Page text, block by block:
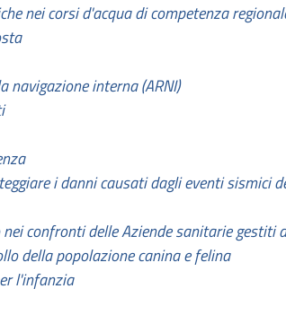
nei corsi d'acqua di competenza
interna (ARNI)
i danni causati dagli eventi sismici
confronti delle Aziende sanitarie gestiti
della popolazione canina e felina
l'infanzia